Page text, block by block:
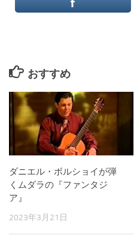
おすすめ
ダニエル・ボルショイが弾
くムダラの『ファンタジ
ア』
2023年3月21日